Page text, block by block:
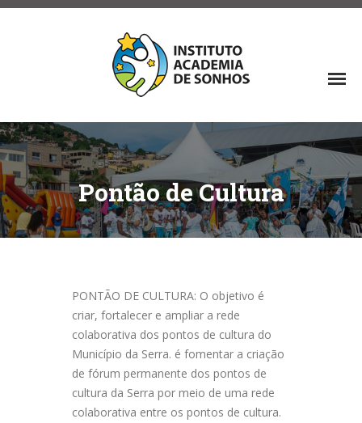
Pontão de Cultura
PONTÃO DE CULTURA: O objetivo é
criar, fortalecer e ampliar a rede
colaborativa dos pontos de cultura do
Município da Serra. é fomentar a criação
de fórum permanente dos pontos de
cultura da Serra por meio de uma rede
colaborativa entre os pontos de cultura.